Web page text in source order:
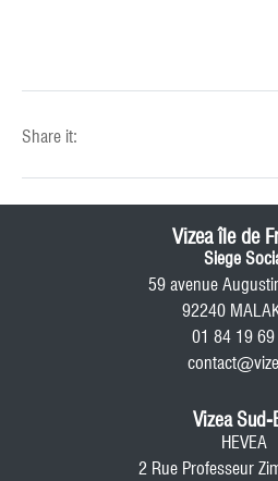
Share it:
Vizea île de
Siege
59 avenue
92240
01 84 19
Vizea Sud-
HEVEA
2 Rue Professeur